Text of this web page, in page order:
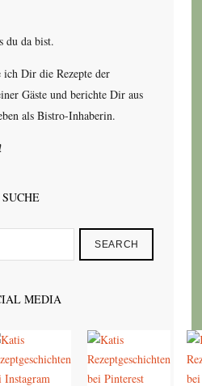
du da bist.
Dir die Rezepte der
Gäste und berichte Dir aus
als Bistro-Inhaberin.
SUCHE
SEARCH
MEDIA